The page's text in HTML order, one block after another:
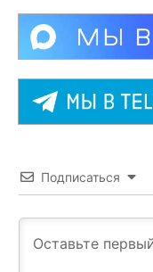
Подписаться